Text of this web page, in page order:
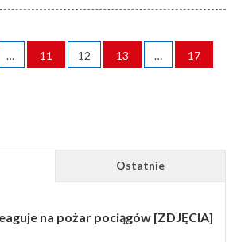
… 11 12 13 …
17
Ostatnie
na pożar pociągów [ZDJĘCIA]